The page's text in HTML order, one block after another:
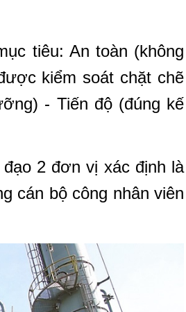
tiêu: An toàn (không
kiểm soát chặt chẽ
- Tiến độ (đúng kế
2 đơn vị xác định là
cán bộ công nhân viên